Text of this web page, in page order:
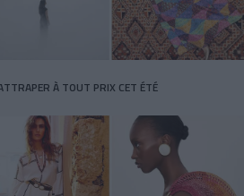
À TOUT PRIX CET ÉTÉ